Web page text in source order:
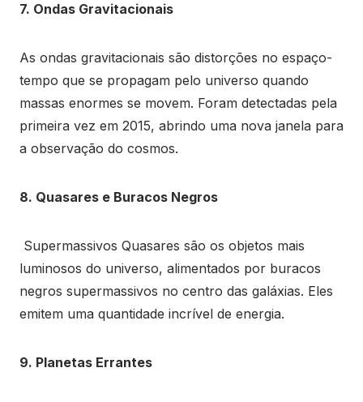
7. Ondas Gravitacionais
As ondas gravitacionais são distorções no espaço-
tempo que se propagam pelo universo quando
massas enormes se movem. Foram detectadas pela
primeira vez em 2015, abrindo uma nova janela para
a observação do cosmos.
8. Quasares e Buracos Negros
Supermassivos Quasares são os objetos mais
luminosos do universo, alimentados por buracos
negros supermassivos no centro das galáxias. Eles
emitem uma quantidade incrível de energia.
9. Planetas Errantes